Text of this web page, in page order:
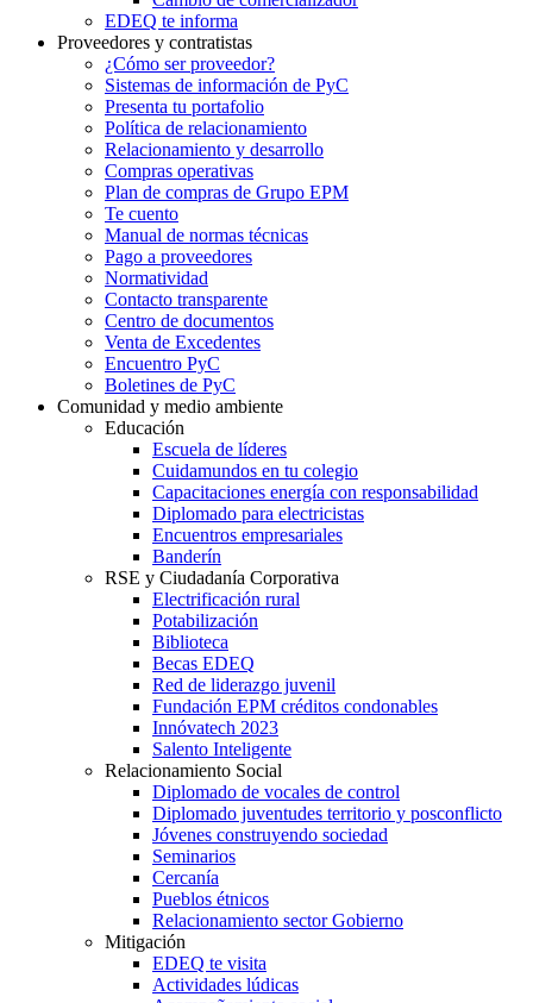
EDEQ te informa
Proveedores y contratistas
¿Cómo ser proveedor?
Sistemas de información de PyC
Presenta tu portafolio
Política de relacionamiento
Relacionamiento y desarrollo
Compras operativas
Plan de compras de Grupo EPM
Te cuento
Manual de normas técnicas
Pago a proveedores
Normatividad
Contacto transparente
Centro de documentos
Venta de Excedentes
Encuentro PyC
Boletines de PyC
Comunidad y medio ambiente
Educación
Escuela de líderes
Cuidamundos en tu colegio
Capacitaciones energía con responsabilidad
Diplomado para electricistas
Encuentros empresariales
Banderín
RSE y Ciudadanía Corporativa
Electrificación rural
Potabilización
Biblioteca
Becas EDEQ
Red de liderazgo juvenil
Fundación EPM créditos condonables
Innóvatech 2023
Salento Inteligente
Relacionamiento Social
Diplomado de vocales de control
Diplomado juventudes territorio y posconflicto
Jóvenes construyendo sociedad
Seminarios
Cercanía
Pueblos étnicos
Relacionamiento sector Gobierno
Mitigación
EDEQ te visita
Actividades lúdicas